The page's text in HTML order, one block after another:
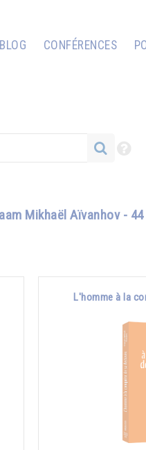
BLOG CONFÉRENCES
Mikhaël Aïvanhov -
L'homme à la